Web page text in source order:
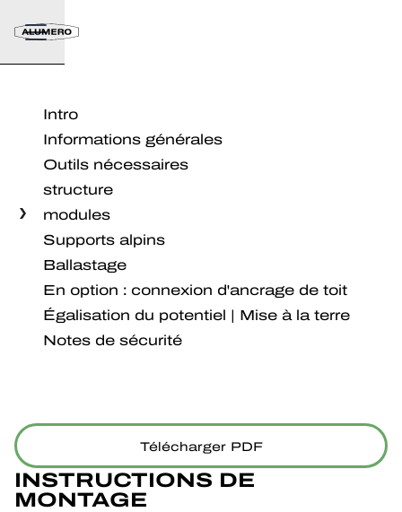
Intro
Informations générales
Outils nécessaires
structure
modules
Supports alpins
Ballastage
En option : connexion d'ancrage de toit
Égalisation du potentiel | Mise à la terre
Notes de sécurité
Télécharger PDF
INSTRUCTIONS DE
MONTAGE